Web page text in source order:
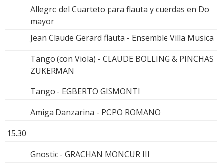
Allegro del Cuarteto para flauta y cuerdas en Do
mayor
Jean Claude Gerard flauta - Ensemble Villa Musica
Tango (con Viola) - CLAUDE BOLLING & PINCHAS
ZUKERMAN
Tango - EGBERTO GISMONTI
Amiga Danzarina - POPO ROMANO
15.30
Gnostic - GRACHAN MONCUR III